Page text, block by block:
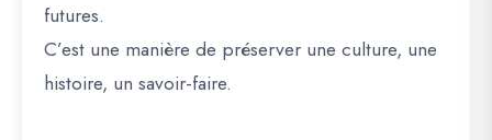
futures.
C’est une manière de préserver une culture, une
histoire, un savoir-faire.